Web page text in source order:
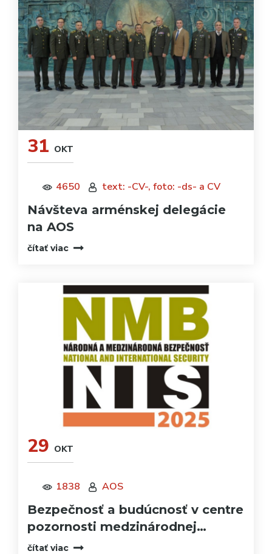
31 OKT
4650 text: -CV-, foto: -ds- a CV
Návšteva arménskej delegácie
na AOS
čítať viac
29 OKT
1838 AOS
Bezpečnosť a budúcnosť v centre
pozornosti medzinárodnej…
čítať viac